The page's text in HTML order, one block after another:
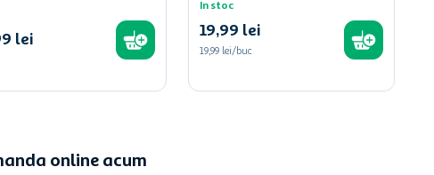
lei
In stoc
19,99 lei
19,99 lei/buc
online acum